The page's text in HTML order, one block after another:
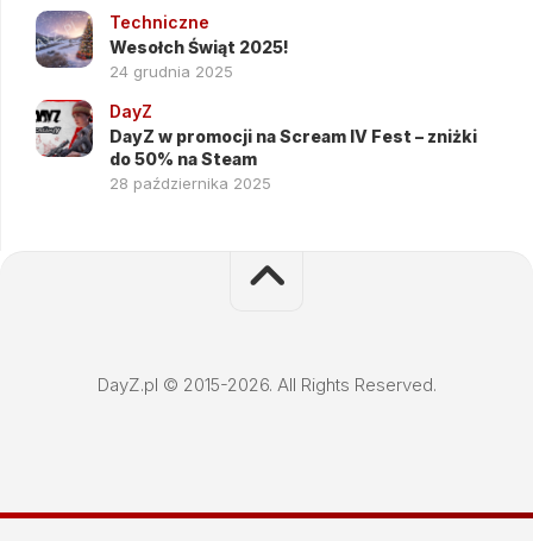
Techniczne
Wesołch Świąt 2025!
24 grudnia 2025
DayZ
DayZ w promocji na Scream IV Fest – zniżki
do 50% na Steam
28 października 2025
DayZ.pl © 2015-2026. All Rights Reserved.